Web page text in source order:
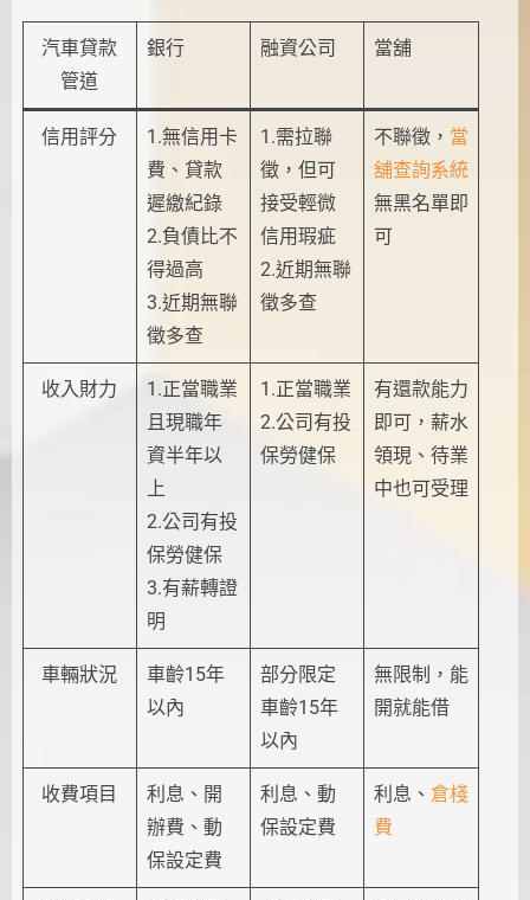
汽車貸款
管道
銀行 融資公司 當舖
信用評分
1.無信用卡
費、貸款
遲繳紀錄
2.負債比不
得過高
3.近期無聯
徵多查
1.需拉聯
徵，但可
接受輕微
信用瑕疵
2.近期無聯
徵多查
不聯徵， 當
舖查詢系統
無黑名單即
可
收入財力
1.正當職業
且現職年
資半年以
上
2.公司有投
保勞健保
3.有薪轉證
明
1.正當職業
2.公司有投
保勞健保
有還款能力
即可，薪水
領現、待業
中也可受理
車輛狀況
車齡15年
以內
部分限定
車齡15年
以內
無限制，能
開就能借
收費項目
利息、開
辦費、動
保設定費
利息、動
保設定費
利息、 倉棧
費